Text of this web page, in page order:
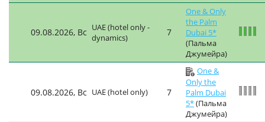
09.08.2026, Вс UAE (hotel only -
dynamics)
7
One & Only
the Palm
Dubai 5*
(Пальма
Джумейра)
09.08.2026, Вс UAE (hotel only) 7
One &
Only the
Palm Dubai
5*(Пальма
Джумейра)